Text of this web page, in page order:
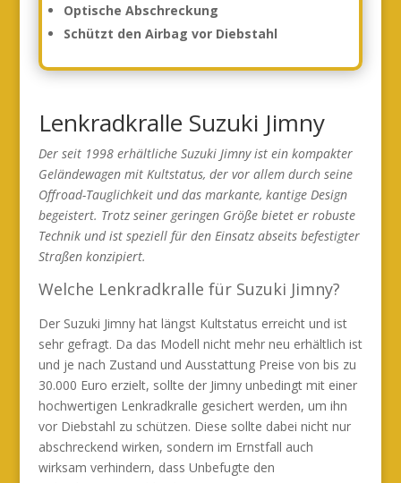
Optische Abschreckung
Schützt den Airbag vor Diebstahl
Lenkradkralle Suzuki Jimny
Der seit 1998 erhältliche Suzuki Jimny ist ein kompakter
Geländewagen mit Kultstatus, der vor allem durch seine
Offroad-Tauglichkeit und das markante, kantige Design
begeistert. Trotz seiner geringen Größe bietet er robuste
Technik und ist speziell für den Einsatz abseits befestigter
Straßen konzipiert.
Welche Lenkradkralle für Suzuki Jimny?
Der Suzuki Jimny hat längst Kultstatus erreicht und ist
sehr gefragt. Da das Modell nicht mehr neu erhältlich ist
und je nach Zustand und Ausstattung Preise von bis zu
30.000 Euro erzielt, sollte der Jimny unbedingt mit einer
hochwertigen Lenkradkralle gesichert werden, um ihn
vor Diebstahl zu schützen. Diese sollte dabei nicht nur
abschreckend wirken, sondern im Ernstfall auch
wirksam verhindern, dass Unbefugte den